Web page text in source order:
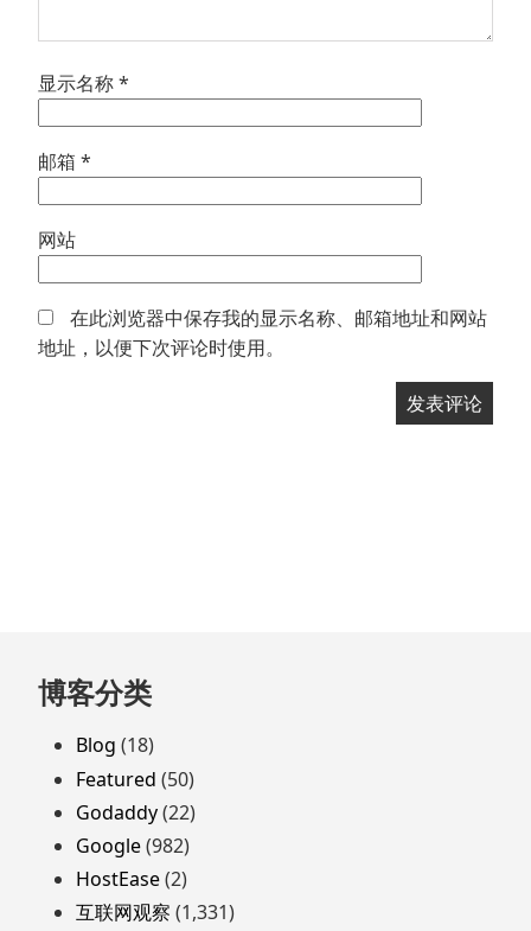
显示名称*
邮箱 *
网站
在此浏览器中保存我的显示名称、邮箱地址和网站
地址，以便下次评论时使用。
跳
至
页
脚
博客分类
Blog (18)
Featured (50)
Godaddy(22)
Google(982)
HostEase(2)
互联网观察 (1,331)